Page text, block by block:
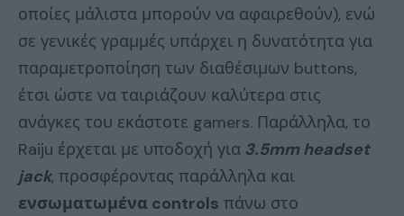
οποίες μάλιστα μπορούν να αφαιρεθούν), ενώ
σε γενικές γραμμές υπάρχει η δυνατότητα για
παραμετροποίηση των διαθέσιμων buttons,
έτσι ώστε να ταιριάζουν καλύτερα στις
ανάγκες του εκάστοτε gamers. Παράλληλα, το
Raiju έρχεται με υποδοχή για 3.5mm headset
jack, προσφέροντας παράλληλα και
ενσωματωμένα controls πάνω στο